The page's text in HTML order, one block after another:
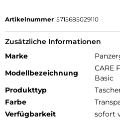
Artikelnummer 5715685029110
Zusätzliche Informationen
Marke
Modellbezeichnung
CARE
Basic
Produkttyp
Farbe
Verfügbarkeit
sofort